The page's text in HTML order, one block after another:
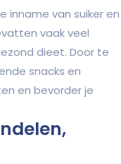
inname van suiker en
vaak veel
dieet. Door te
snacks en
en bevorder je